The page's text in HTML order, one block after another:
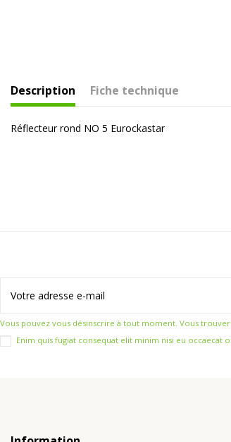
Description Fiche technique
Réflecteur rond NO 5 Eurockastar
Vous pouvez vous désinscrire à tout moment. Vous
Enim quis fugiat consequat elit minim nisi eu occaecat